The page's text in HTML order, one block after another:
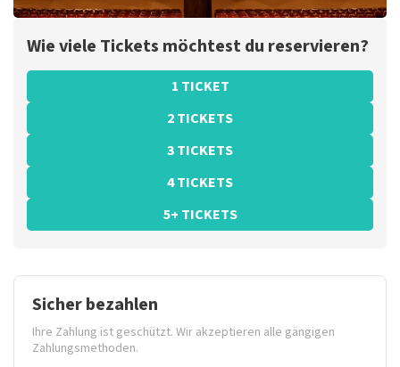
Wie viele Tickets möchtest du reservieren?
1 TICKET
2 TICKETS
3 TICKETS
4 TICKETS
5+ TICKETS
Sicher bezahlen
Ihre Zahlung ist geschützt. Wir akzeptieren alle gängigen
Zahlungsmethoden.